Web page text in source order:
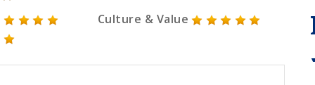
Culture & Value